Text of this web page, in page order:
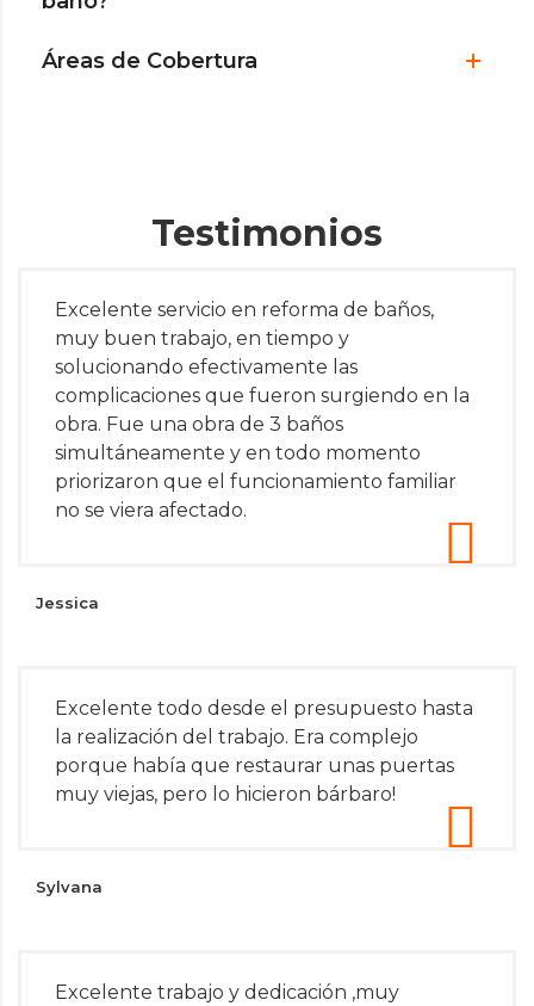
Áreas de Cobertura
Testimonios
Excelente servicio en reforma de baños,
muy buen trabajo, en tiempo y
solucionando efectivamente las
complicaciones que fueron surgiendo en la
obra. Fue una obra de 3 baños
simultáneamente y en todo momento
priorizaron que el funcionamiento familiar
no se viera afectado.
Jessica
Excelente todo desde el presupuesto hasta
la realización del trabajo. Era complejo
porque había que restaurar unas puertas
muy viejas, pero lo hicieron bárbaro!
Sylvana
Excelente trabajo y dedicación ,muy